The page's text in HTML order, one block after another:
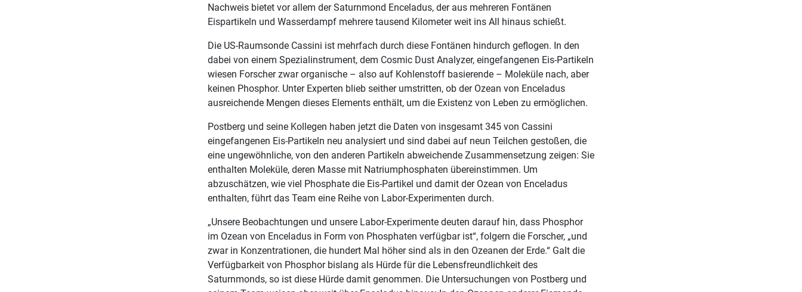
Nachweis bietet vor allem der Saturnmond Enceladus, der aus mehreren Fontänen
Eispartikeln und Wasserdampf mehrere tausend Kilometer weit ins All hinaus schießt.
Die US-Raumsonde Cassini ist mehrfach durch diese Fontänen hindurch geflogen. In den
dabei von einem Spezialinstrument, dem Cosmic Dust Analyzer, eingefangenen Eis-Partikeln
wiesen Forscher zwar organische – also auf Kohlenstoff basierende – Moleküle nach, aber
keinen Phosphor. Unter Experten blieb seither umstritten, ob der Ozean von Enceladus
ausreichende Mengen dieses Elements enthält, um die Existenz von Leben zu ermöglichen.
Postberg und seine Kollegen haben jetzt die Daten von insgesamt 345 von Cassini
eingefangenen Eis-Partikeln neu analysiert und sind dabei auf neun Teilchen gestoßen, die
eine ungewöhnliche, von den anderen Partikeln abweichende Zusammensetzung zeigen: Sie
enthalten Moleküle, deren Masse mit Natriumphosphaten übereinstimmen. Um
abzuschätzen, wie viel Phosphate die Eis-Partikel und damit der Ozean von Enceladus
enthalten, führt das Team eine Reihe von Labor-Experimenten durch.
„Unsere Beobachtungen und unsere Labor-Experimente deuten darauf hin, dass Phosphor
im Ozean von Enceladus in Form von Phosphaten verfügbar ist“, folgern die Forscher, „und
zwar in Konzentrationen, die hundert Mal höher sind als in den Ozeanen der Erde.“ Galt die
Verfügbarkeit von Phosphor bislang als Hürde für die Lebensfreundlichkeit des
Saturnmonds, so ist diese Hürde damit genommen. Die Untersuchungen von Postberg und